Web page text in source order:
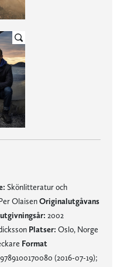
Skönlitteratur och
OlaisenOriginalutgåvans
2002
Platser: Oslo, Norge
Format
(2016-07-19);